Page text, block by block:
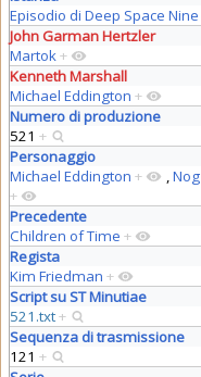
Episodio di Deep Space Nine
John Garman Hertzler
Martok+
Kenneth Marshall
Michael Eddington +
Numero di produzione
521 +
Personaggio
Michael Eddington + ,Nog
+
Precedente
Children of Time +
Regista
Kim Friedman +
Script su ST Minutiae
521.txt+
Sequenza di trasmissione
121 +